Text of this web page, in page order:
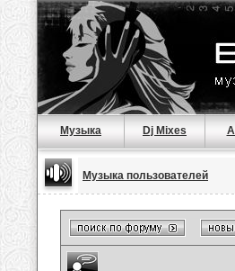
Музыка Dj Mixes
Музыка пользователей